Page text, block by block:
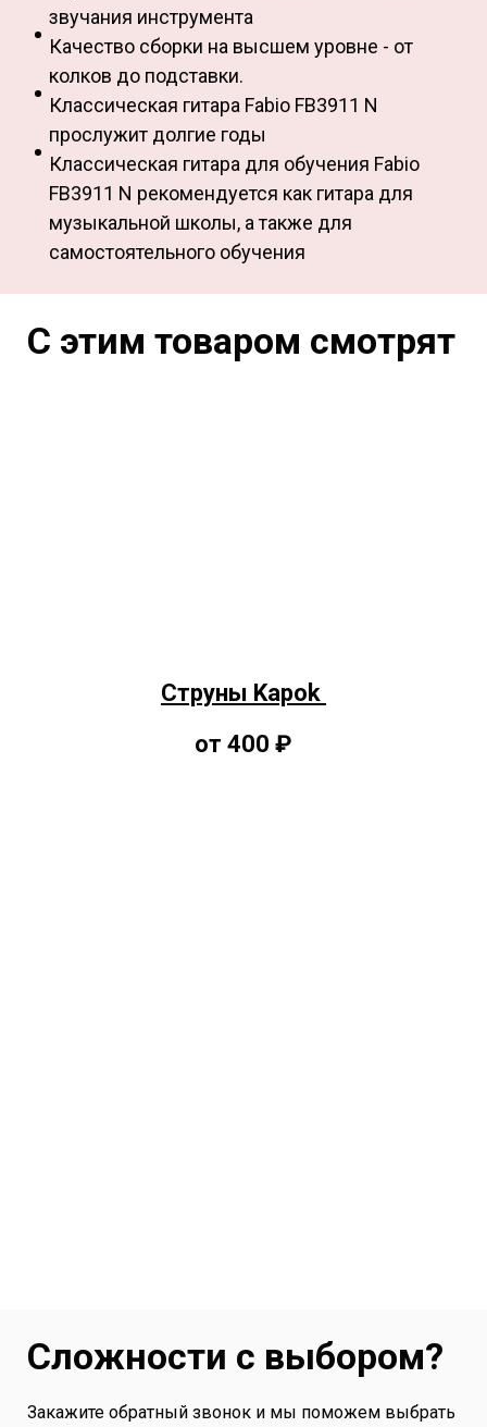
звучания инструмента
Качество сборки на высшем уровне - от
колков до подставки.
Классическая гитара Fabio FB3911 N
прослужит долгие годы
Классическая гитара для обучения Fabio
FB3911 N рекомендуется как гитара для
музыкальной школы, а также для
самостоятельного обучения
С этим товаром смотрят
Струны Kapok
от 400 ₽
Сложности с выбором?
Закажите обратный звонок и мы поможем выбрать